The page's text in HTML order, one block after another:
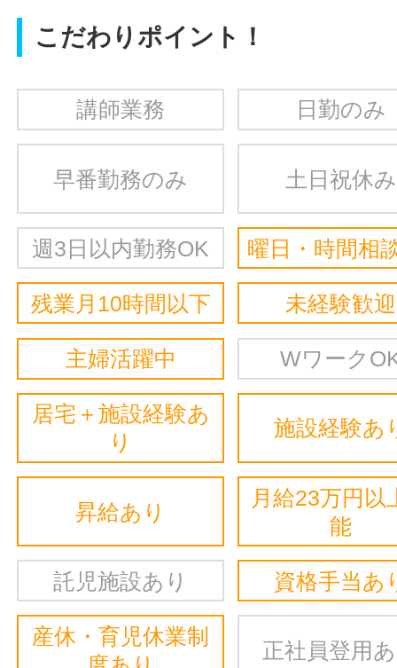
こだわりポイント！
講師業務 日勤のみ
早番勤務のみ 土日祝休み
週3日以内勤務OK 曜日・時間相
残業月10時間以下 未経験歓迎
主婦活躍中 Wワーク
居宅＋施設経験あ
り
施設経験あ
昇給あり
月給23万円以
能
託児施設あり 資格手当あ
産休・育児休業制
正社員登用